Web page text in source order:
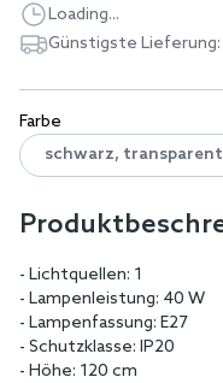
Farbe
schwarz, transparent
Loading...
Günstigste Lieferung:
- Lichtquellen: 1
- Lampenleistung: 40 W
- Lampenfassung: E27
- Schutzklasse: IP20
- Höhe: 120 cm